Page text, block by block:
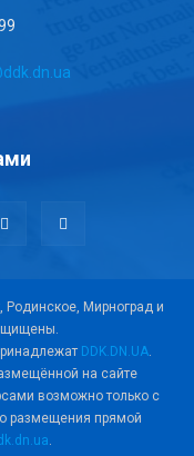
Родинское, Мирноград и
DDK.DN.UA.
на сайте
возможно только с
размещения прямой
.